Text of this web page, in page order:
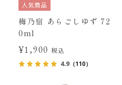
人気商品
梅乃宿 あらごしゆず 72
0ml
¥1,900 税込
4.9 （110）